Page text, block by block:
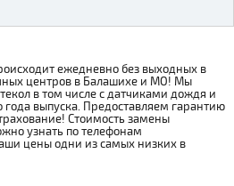
ежедневно без выходных в
центров в Балашихе и МО! Мы
в том числе с датчиками дождя и
года выпуска. Предоставляем гарантию
Стоимость замены
узнать по телефонам
цены одни из самых низких в